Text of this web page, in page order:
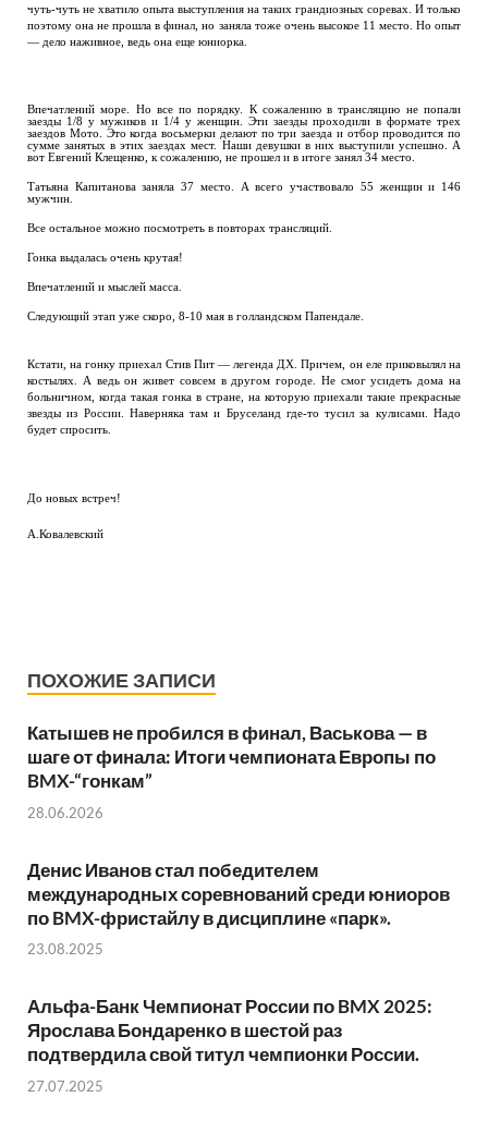
чуть-чуть не хватило опыта выступления на таких грандиозных соревах. И только
поэтому она не прошла в финал, но заняла тоже очень высокое 11 место. Но опыт
— дело наживное, ведь она еще юниорка.
Впечатлений море. Но все по порядку. К сожалению в трансляцию не попали
заезды 1/8 у мужиков и 1/4 у женщин. Эти заезды проходили в формате трех
заездов Мото. Это когда восьмерки делают по три заезда и отбор проводится по
сумме занятых в этих заездах мест. Наши девушки в них выступили успешно. А
вот Евгений Клещенко, к сожалению, не прошел и в итоге занял 34 место.
Татьяна Капитанова заняла 37 место. А всего участвовало 55 женщин и 146
мужчин.
Все остальное можно посмотреть в повторах трансляций.
Гонка выдалась очень крутая!
Впечатлений и мыслей масса.
Следующий этап уже скоро, 8-10 мая в голландском Папендале.
Кстати, на гонку приехал Стив Пит — легенда ДХ. Причем, он еле приковылял на
костылях. А ведь он живет совсем в другом городе. Не смог усидеть дома на
больничном, когда такая гонка в стране, на которую приехали такие прекрасные
звезды из России. Наверняка там и Бруселанд где-то тусил за кулисами. Надо
будет спросить.
До новых встреч!
А.Ковалевский
ПОХОЖИЕ ЗАПИСИ
Катышев не пробился в финал, Васькова — в
шаге от финала: Итоги чемпионата Европы по
BMX-“гонкам”
28.06.2026
Денис Иванов стал победителем
международных соревнований среди юниоров
по BMX-фристайлу в дисциплине «парк».
23.08.2025
Альфа-Банк Чемпионат России по BMX 2025:
Ярослава Бондаренко в шестой раз
подтвердила свой титул чемпионки России.
27.07.2025